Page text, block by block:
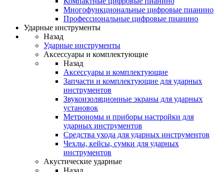
Многофункциональные цифровые пианино
Профессиональные цифровые пианино
Ударные инструменты
Назад
Ударные инструменты
Аксессуары и комплектующие
Назад
Аксессуары и комплектующие
Запчасти и комплектующие для ударных
инструментов
Звукоизоляционные экраны для ударных
установок
Метрономы и приборы настройки для
ударных инструментов
Средства ухода для ударных инструментов
Чехлы, кейсы, сумки для ударных
инструментов
Акустические ударные
Назад